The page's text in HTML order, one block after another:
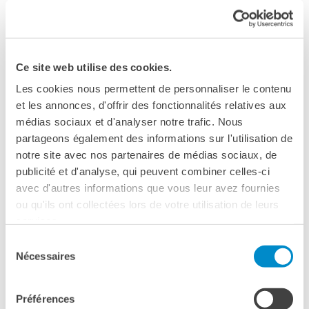
Ce site web utilise des cookies.
Les cookies nous permettent de personnaliser le contenu
et les annonces, d'offrir des fonctionnalités relatives aux
médias sociaux et d'analyser notre trafic. Nous
partageons également des informations sur l'utilisation de
notre site avec nos partenaires de médias sociaux, de
publicité et d'analyse, qui peuvent combiner celles-ci
avec d'autres informations que vous leur avez fournies
ou qu'ils ont collectées lors de votre utilisation de leurs
Nécessaires
Préférences
Emplois/stages
NOS MÉCÈNES
Le operazioni
Come sostenere
I Vantaggi
I nostri luoghi
I contatti
I nostri sostenitori
ARCHIVES
Café dell'innovazione
incontro pubblico
1h 30’
Sabato 5 | 18:00
WeGil - Piazzetta
ingresso gratuito con prenotazione obbligatoria su
Françoise Vergès, quest’anno la scalinata di WeGil ospiterà
un incontro pubblico con la filosofa e intellettualeElsa